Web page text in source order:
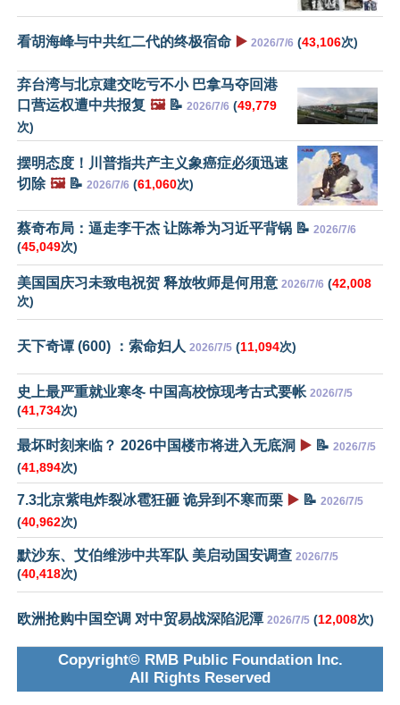
看胡海峰与中共红二代的终极宿命 ▶️ 2026/7/6 (43,106次)
弃台湾与北京建交吃亏不小 巴拿马夺回港
口营运权遭中共报复 🖼️📝 2026/7/6 (49,779
次)
摆明态度！川普指共产主义象癌症必须迅速
切除 🖼️📝 2026/7/6 (61,060次)
蔡奇布局：逼走李干杰 让陈希为习近平背锅 📝 2026/7/6
(45,049次)
美国国庆习未致电祝贺 释放牧师是何用意 2026/7/6 (42,008
次)
天下奇谭 (600) ：索命妇人 2026/7/5 (11,094次)
史上最严重就业寒冬 中国高校惊现考古式要帐 2026/7/5
(41,734次)
最坏时刻来临？ 2026中国楼市将进入无底洞 ▶️ 📝 2026/7/5
(41,894次)
7.3北京紫电炸裂冰雹狂砸 诡异到不寒而栗 ▶️ 📝 2026/7/5
(40,962次)
默沙东、艾伯维涉中共军队 美启动国安调查 2026/7/5
(40,418次)
欧洲抢购中国空调 对中贸易战深陷泥潭 2026/7/5 (12,008次)
Copyright© RMB Public Foundation Inc.
All Rights Reserved